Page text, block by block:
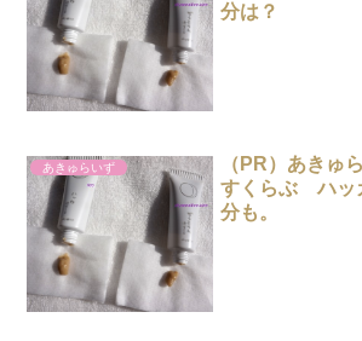
分は？
あきゅらいず
（PR）あきゅ
すくらぶ ハッ
分も。